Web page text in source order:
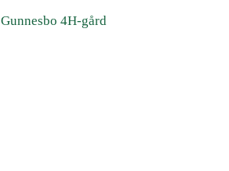
Gunnesbo 4H-gård